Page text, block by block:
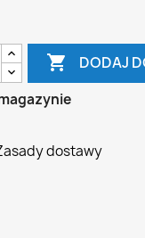
 DODAJ
dostawy